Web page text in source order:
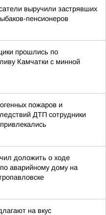
выручили застрявших
пенсионеров
прошлись по
Камчатки с минной
пожаров и
ДТП сотрудники
доложить о ходе
аварийному дому на
на вкус